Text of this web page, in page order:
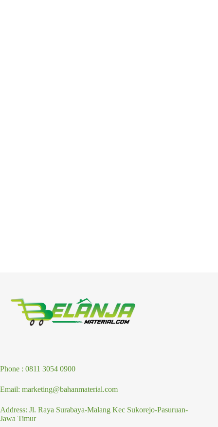
Phone : 0811 3054 0900
Email: marketing@bahanmaterial.com
Address: Jl. Raya Surabaya-Malang Kec Sukorejo-Pasuruan-
Jawa Timur